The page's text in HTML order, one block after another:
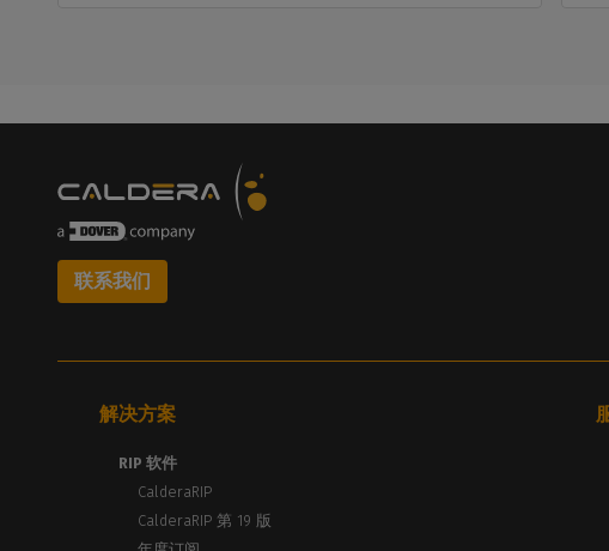
联系我们
解决方案
RIP 软件
CalderaRIP
CalderaRIP 第 19 版